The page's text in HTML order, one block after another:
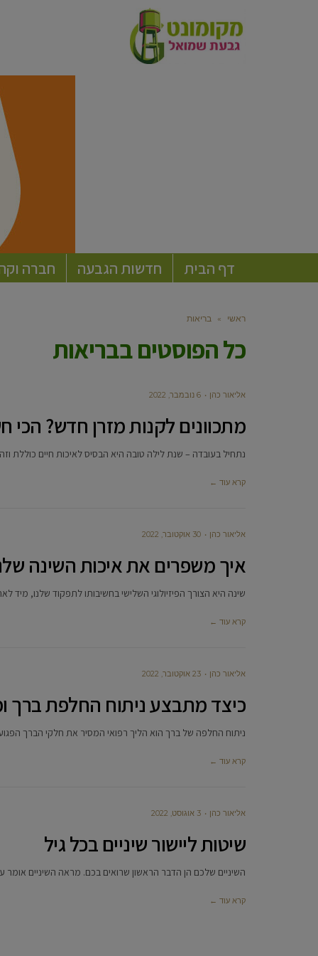
דף הבית חדשות הגבעה חברה
ראשי » בריאות
כל הפוסטים בבריאות
‫אליאור כהן 6 נובמבר, 2022
מתכוונים לקנות מזרן חדש?
נתחיל בעובדה – שנת לילה טובה היא הבסיס לאיכות חיים כוללת
קרא עוד ←
‫אליאור כהן 30 אוקטובר, 2022
איך משפרים את איכות השינה
שינה היא הצורך הפיזיולוגי השלישי בחשיבותו לתפקוד שלנו, מיד
קרא עוד ←
‫אליאור כהן 23 אוקטובר, 2022
כיצד מתבצע ניתוח החלפת ברך
ניתוח החלפה של ברך הוא הליך רפואי המסיר את חלקי הברך
קרא עוד ←
‫אליאור כהן 3 אוגוסט, 2022
שיטות ליישור שיניים בכל גיל
השיניים שלכם הן הדבר הראשון שרואים בכם. מראה השיניים אומר
קרא עוד ←